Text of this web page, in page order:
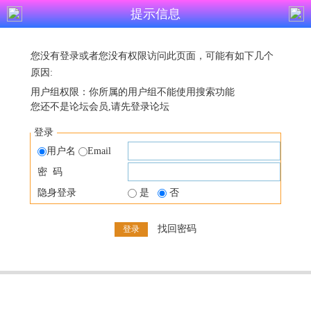
提示信息
您没有登录或者您没有权限访问此页面，可能有如下几个
原因:
用户组权限：你所属的用户组不能使用搜索功能
您还不是论坛会员,请先登录论坛
登录
用户名
Email
密 码
隐身登录
是 否
找回密码